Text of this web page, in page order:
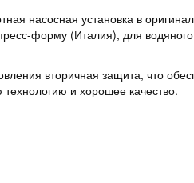
насосная установка в
форму (Италия), для
вторичная защита, что
и хорошее качество.